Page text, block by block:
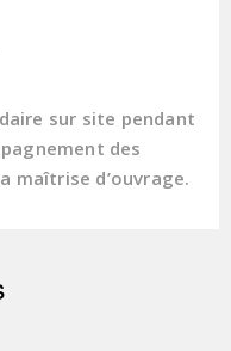
sur site pendant
des
maîtrise d’ouvrage.